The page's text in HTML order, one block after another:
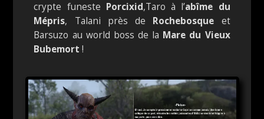
crypte funeste Porcixid,Taro à l’abîme du
Mépris, Talani près de Rochebosque et
Barsuzo au world boss de la Mare du Vieux
Bubemort !